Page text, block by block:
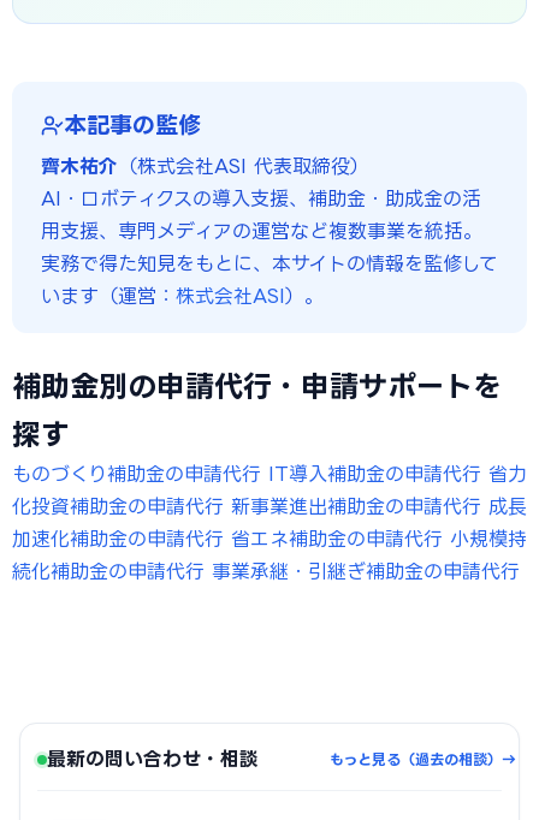
本記事の監修
齊木祐介 （株式会社ASI 代表取締役）
AI・ロボティクスの導入支援、補助金・助成金の活
用支援、専門メディアの運営など複数事業を統括。
実務で得た知見をもとに、本サイトの情報を監修して
います（運営： 株式会社ASI）。
補助金別の申請代行・申請サポートを
探す
ものづくり補助金の申請代行 IT導入補助金の申請代行 省力
化投資補助金の申請代行 新事業進出補助金の申請代行 成長
加速化補助金の申請代行 省エネ補助金の申請代行 小規模持
続化補助金の申請代行 事業承継・引継ぎ補助金の申請代行
最新の問い合わせ・相談 もっと見る（過去の相談）→